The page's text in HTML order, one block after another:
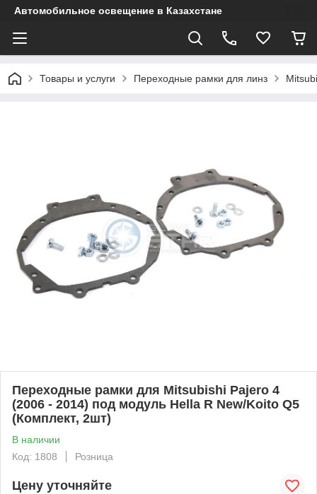
Автомобильное освещение в Казахстане
Товары и услуги Переходные рамки для линз
Переходные рамки для Mitsubishi Pajero 4
(2006 - 2014) под модуль Hella R New/Koito Q5
(Комплект, 2шт)
В наличии
Код: 1808
Розница
Цену уточняйте